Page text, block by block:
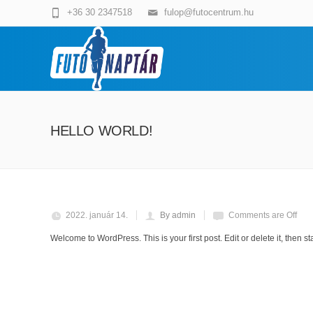
fulop@futocentrum.hu
+36 30 2347518
HELLO WORLD!
2022. január 14. By admin Comments are Off
Welcome to WordPress. This is your first post. Edit or delete it, then